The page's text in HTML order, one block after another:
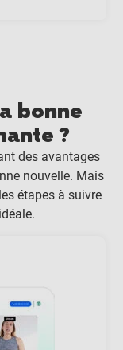
bonne
?
des avantages
nouvelle. Mais
étapes à suivre